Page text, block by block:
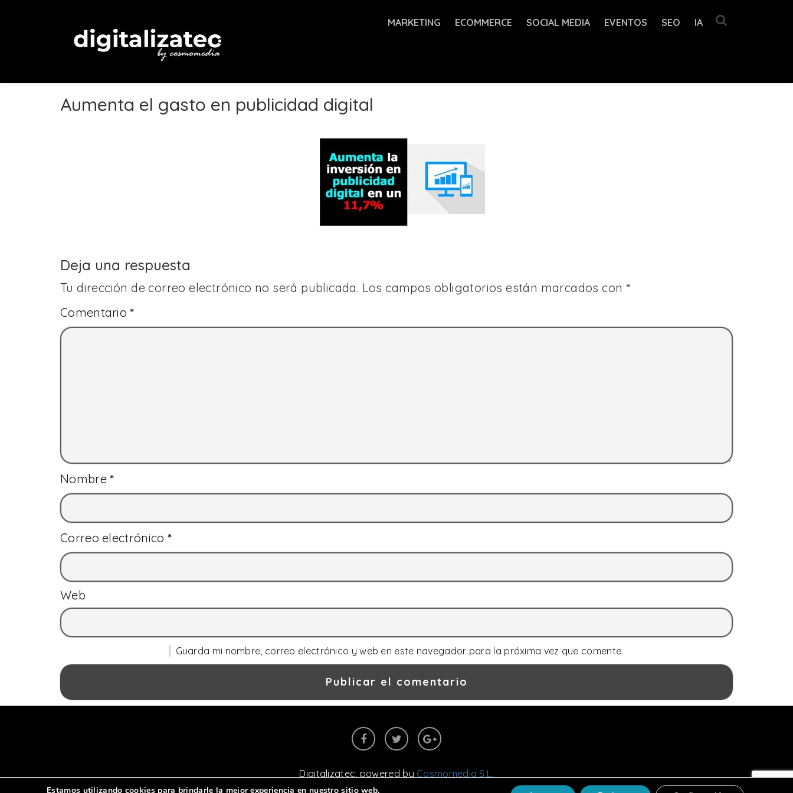
MARKETING ECOMMERCE SOCIAL MEDIA EVENTOS SEO IA
Aumenta el gasto en publicidad digital
Deja una respuesta
Tu dirección de correo electrónico no será publicada. Los campos obligatorios están marcados con *
Comentario*
Nombre*
Correo electrónico *
Web
Guarda mi nombre, correo electrónico y web en este navegador para la próxima vez que comente.
Digitalizatec , powered by Cosmomedia S.L.
Aviso legal|Política de cookies Política de privacidad
Estamos utilizando cookies para brindarle la mejor experiencia en nuestro sitio web.